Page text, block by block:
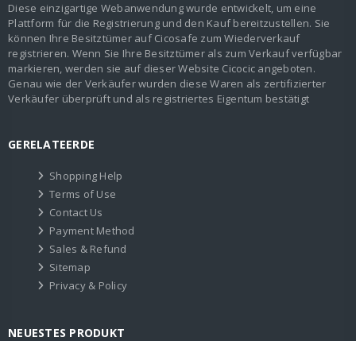
Diese einzigartige Webanwendung wurde entwickelt, um eine
Plattform für die Registrierung und den Kauf bereitzustellen. Sie
können Ihre Besitztümer auf Cicosafe zum Wiederverkauf
registrieren. Wenn Sie Ihre Besitztümer als zum Verkauf verfügbar
markieren, werden sie auf dieser Website Cicocic angeboten.
Genau wie der Verkäufer wurden diese Waren als zertifizierter
Verkäufer überprüft und als registriertes Eigentum bestätigt
GERELATEERDE
Shopping Help
Terms of Use
Contact Us
Payment Method
Sales & Refund
Sitemap
Privacy & Policy
NEUESTES PRODUKT